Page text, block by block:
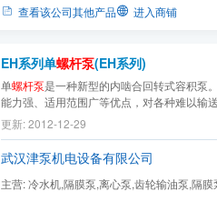
查看该公司其他产品 进入商铺
EH系列单螺杆泵(EH系列)
单螺杆泵是一种新型的内啮合回转式容积泵
能力强、适用范围广等优点，对各种难以输
来输送。因此，单
的或腐蚀的液体，洁净的或磨削性的液体，
泡的液体，高粘度
更新: 2012-12-29
武汉津泵机电设备有限公司
主营:冷水机,隔膜泵,离心泵,齿轮输油泵,隔